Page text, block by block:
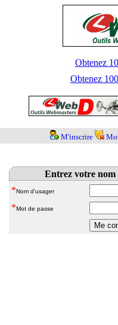
Obtenez
Obtenez
M'inscrire
Entrez votre nom
*Nom d'usager
*Mot de passe